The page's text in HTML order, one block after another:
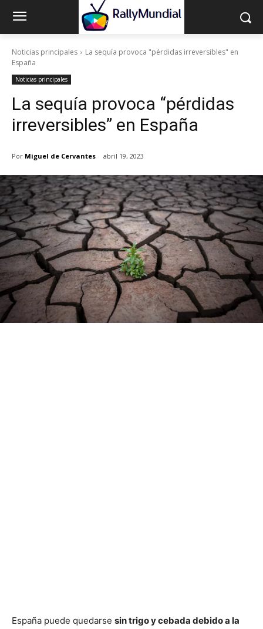
Noticias principales
La sequía provoca "pérdidas irreversibles" en
España
Noticias principales
La sequía provoca “pérdidas
irreversibles” en España
Por Miguel de Cervantes abril 19, 2023
España puede quedarse sin trigo y cebada debido a la